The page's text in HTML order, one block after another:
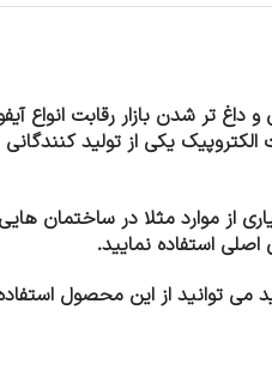
داغ تر شدن بازار رقابت
الکتروپیک یکی از تولید
از موارد مثلا در ساختمان هایی
استفاده نمایید.
توانید از این محصول